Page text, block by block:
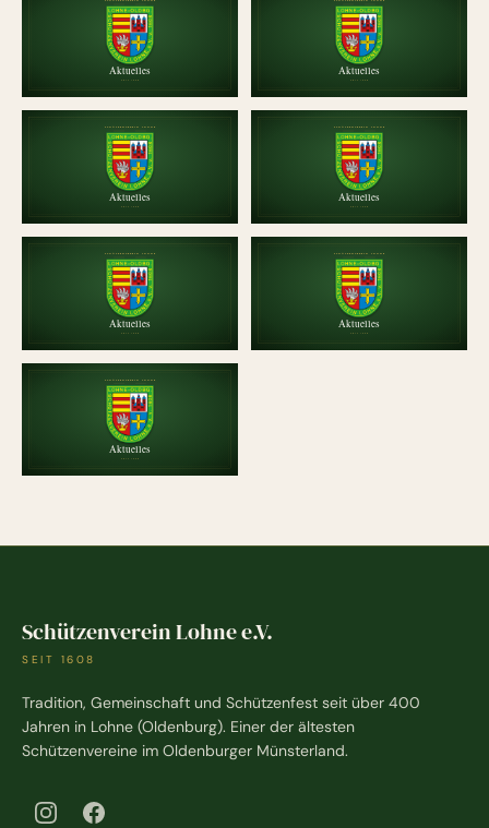
Schützenverein Lohne e.V.
SEIT 1608
Tradition, Gemeinschaft und Schützenfest seit über 400
Jahren in Lohne (Oldenburg). Einer der ältesten
Schützenvereine im Oldenburger Münsterland.